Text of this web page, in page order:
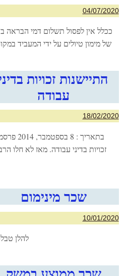
04/07/2020
ככלל אין לפסול תשלום דמי הבראה
של מימון טיולים על ידי המעביד
התיישנות זכויות
עבודה
18/02/2020
בתאריך :
זכויות בדיני עבודה. מאז לא חלו
שכר מינימום
10/01/2020
להלן